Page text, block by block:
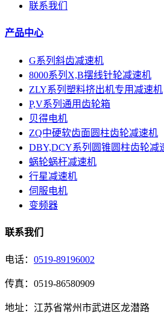
联系我们
产品中心
G系列斜齿减速机
8000系列X,B摆线针轮减速机
ZLY系列塑料挤出机专用减速机
P,V系列通用齿轮箱
贝得电机
ZQ中硬软齿面圆柱齿轮减速机
DBY,DCY系列圆锥圆柱齿轮减
蜗轮蜗杆减速机
行星减速机
伺服电机
变频器
联系我们
电话： 0519-89196002
传真：0519-86580909
地址：江苏省常州市武进区龙潜路